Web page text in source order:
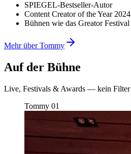
SPIEGEL-Bestseller-Autor
Content Creator of the Year 2024
Bühnen wie das Greator Festival
Mehr über Tommy
Auf der Bühne
Live, Festivals & Awards — kein Filter
Tommy 01